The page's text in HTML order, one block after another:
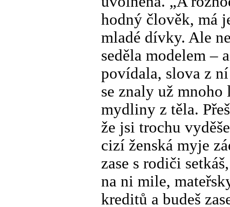
hodný člověk, má
mladé dívky. Ale
seděla modelem –
povídala, slova z
se znaly už
mydliny z těla.
že jsi trochu
cizí ženská myje
zase s rodiči
na ni mile,
kreditů a budeš